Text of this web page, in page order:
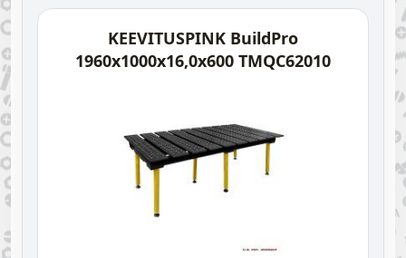
KEEVITUSPINK BuildPro
1960x1000x16,0x600 TMQC62010